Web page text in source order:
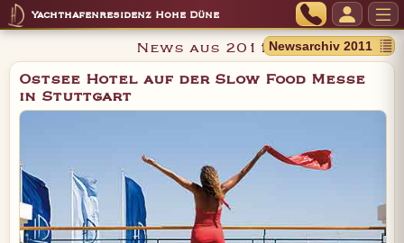
Yachthafenresidenz Hohe Düne
News aus 2011
Ostsee Hotel auf der Slow Food Messe
in Stuttgart